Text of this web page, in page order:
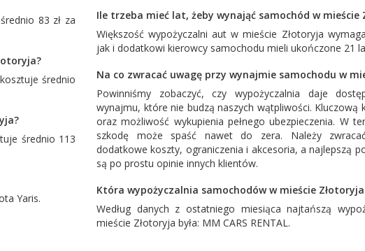
83 zł za
średnio
średnio 113
Yaris.
Ile trzeba mieć lat, żeby wynająć samochód w mieście
Większość wypożyczalni aut w mieście Złotoryja
jak i dodatkowi kierowcy samochodu mieli ukończone 21
Na co zwracać uwagę przy wynajmie samochodu w
Powinniśmy zobaczyć, czy wypożyczalnia daje
wynajmu, które nie budzą naszych wątpliwości. Kluczową
oraz możliwość wykupienia pełnego ubezpieczenia. W
szkodę może spaść nawet do zera. Należy
dodatkowe koszty, ograniczenia i akcesoria, a najlepszą
są po prostu opinie innych klientów.
Która wypożyczalnia samochodów w mieście
Według danych z ostatniego miesiąca najtańszą
mieście Złotoryja była: MM CARS RENTAL .